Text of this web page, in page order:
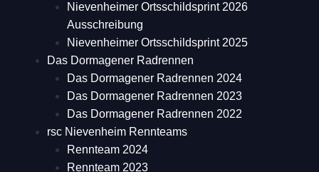
Nievenheimer Ortsschildsprint 2026
Ausschreibung
Nievenheimer Ortsschildsprint 2025
Das Dormagener Radrennen
Das Dormagener Radrennen 2024
Das Dormagener Radrennen 2023
Das Dormagener Radrennen 2022
rsc Nievenheim Rennteams
Rennteam 2024
Rennteam 2023